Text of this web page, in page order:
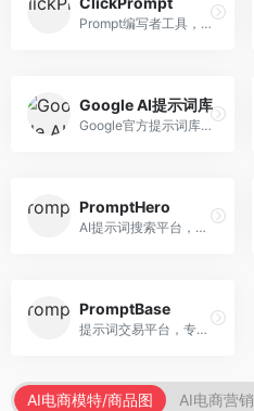
Prompt编写者工具，专注于提示词创作辅助。面向提示词创作者，提供提示词编辑、测试、分享等服务，创作工具完善。
Google AI提示词库
Google官方提示词库，专注于Gemini模型优化。面向开发者，提供官方提示词指南、最佳实践、示例代码等资源，权威性强。
PromptHero
AI提示词搜索平台，整合多种AI工具提示词资源。面向AI创作者，提供提示词搜索、模板库、社区分享等服务，提示词资源丰富。
PromptBase
提示词交易平台，专注于高质量提示词买卖。面向AI创作者，提供提示词交易、模板购买、创作者收益等服务，提示词质量高。
AI电商模特/商品图 AI电商营销